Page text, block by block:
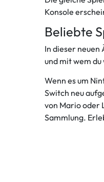
Konsole
Beliebte
In dieser neuen
und mit wem
Wenn es um
Switch neu
von Mario oder
Sammlung.